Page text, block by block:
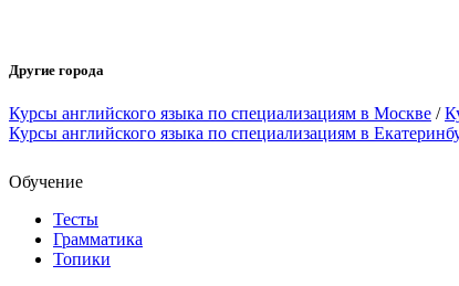
Другие города
Курсы английского языка по специализациям в Москве /
Курсы английского языка по специализациям в
Обучение
Тесты
Грамматика
Топики